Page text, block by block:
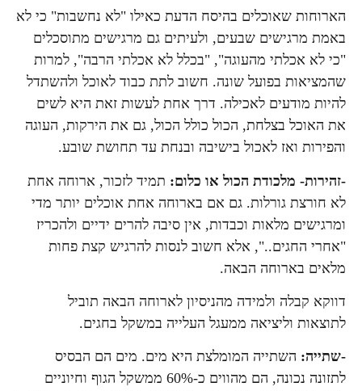
הארוחות שאוכלים בהיסח הדעת כאילו "לא נחשבות" כי לא
באמת מרגישים שבעים, ולעיתים גם מרגישים מתוסכלים
"כי לא אכלתי מהעוגה", "בכלל לא אכלתי הרבה", למרות
שהמציאות בפועל שונה. חשוב לתת כבוד לאוכל ולהשתדל
להיות מודעים לאכילה. דרך אחת לעשות זאת היא לשים
את האוכל בצלחת, הכול כולל הכול, גם את הירקות, העוגה
והפירות ואז לאכול בישיבה ובנחת עד תחושת שובע.
-זהירות- מלכודת הכול או כלום: תמיד לזכור, ארוחה אחת
לא חורצת גורלות. גם אם בארוחה אחת אוכלים יותר מדי
ומרגישים מלאות וכבדות, אין סיבה להרים ידיים ולהכריז
"אחרי החגים..", אלא חשוב לנסות להרגיש קצת פחות
מלאים בארוחה הבאה.
דווקא קבלה ולמידה מהניסיון לארוחה הבאה תוביל
לתוצאות וליציאה ממעגל העלייה במשקל בחגים.
-שתייה: השתייה המומלצת היא מים. מים הם הבסיס
לתזונה נכונה, הם מהווים כ-60% ממשקל הגוף וחיוניים